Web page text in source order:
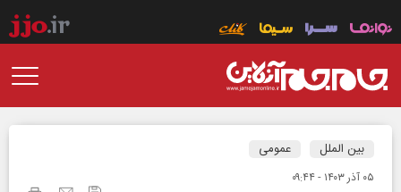
بین الملل عمومی
۰۵ آذر ۱۴۰۳ - ۰۹:۴۴